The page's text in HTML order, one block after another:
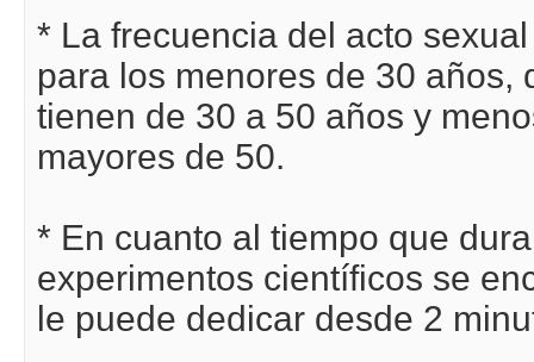
* La frecuencia del acto
para los menores de 30 años,
tienen de 30 a 50 años y
mayores de 50.
* En cuanto al tiempo que
experimentos científicos se
le puede dedicar desde 2